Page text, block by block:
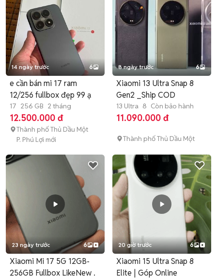
14 ngày trước 6
e cần bán mi 17 ram
12/256 fullbox đẹp 99 ạ
17 256 GB 2 tháng
12.500.000 đ
Thành phố Thủ Dầu Một
P. Phú Lợi mới
8 ngày trước 6
Xiaomi 13 Ultra Snap 8
Gen2 _Ship COD
13 Ultra 8 Còn bảo hành
11.090.000 đ
Thành phố Thủ Dầu Một
23 ngày trước 6
Xiaomi Mi 17 5G 12GB-
256GB Fullbox LikeNew .
20 giờ trước 6
Xiaomi 15 Ultra Snap 8
Elite | Góp Online